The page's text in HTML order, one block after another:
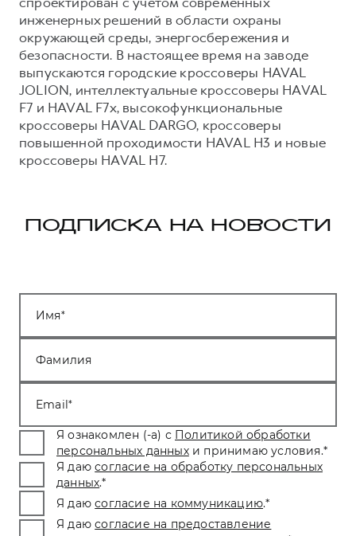
инженерных решений в области охраны
окружающей среды, энергосбережения и
безопасности. В настоящее время на заводе
выпускаются городские кроссоверы HAVAL
JOLION, интеллектуальные кроссоверы HAVAL
F7 и HAVAL F7x, высокофункциональные
кроссоверы HAVAL DARGO, кроссоверы
повышенной проходимости HAVAL H3 и новые
кроссоверы HAVAL H7.
ПОДПИСКА НА НОВОСТИ
Имя
Фамилия
Email
Я ознакомлен (-а) с Политикой обработки
персональных данных и принимаю условия.*
Я даю согласие на обработку персональных
данных.*
Я даю согласие на коммуникацию.*
Я даю согласие на предоставление